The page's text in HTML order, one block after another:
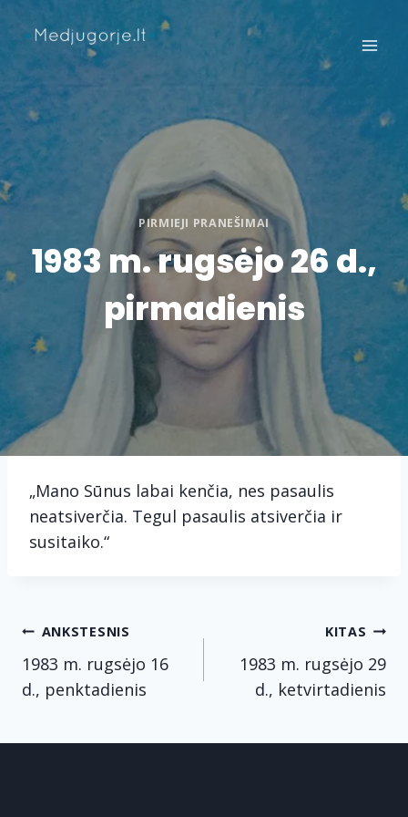
to
PIRMIEJI PRANEŠIMAI
1983 m. rugsėjo 26 d.,
pirmadienis
„Mano Sūnus labai kenčia, nes pasaulis
neatsiverčia. Tegul pasaulis atsiverčia ir
susitaiko.“
Navigacija
tarp
įrašų
ANKSTESNIS
1983 m. rugsėjo 16
d., penktadienis
KITAS
1983 m. rugsėjo 29
d., ketvirtadienis